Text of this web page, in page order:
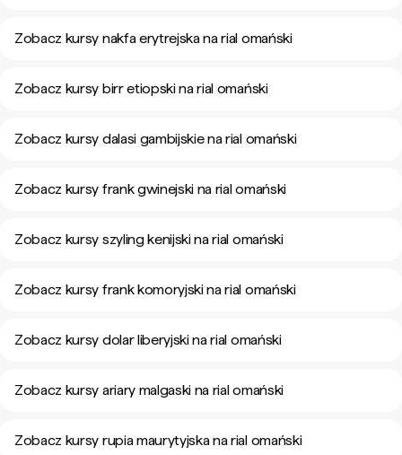
Zobacz kursy nakfa erytrejska na rial omański
Zobacz kursy birr etiopski na rial omański
Zobacz kursy dalasi gambijskie na rial omański
Zobacz kursy frank gwinejski na rial omański
Zobacz kursy szyling kenijski na rial omański
Zobacz kursy frank komoryjski na rial omański
Zobacz kursy dolar liberyjski na rial omański
Zobacz kursy ariary malgaski na rial omański
Zobacz kursy rupia maurytyjska na rial omański